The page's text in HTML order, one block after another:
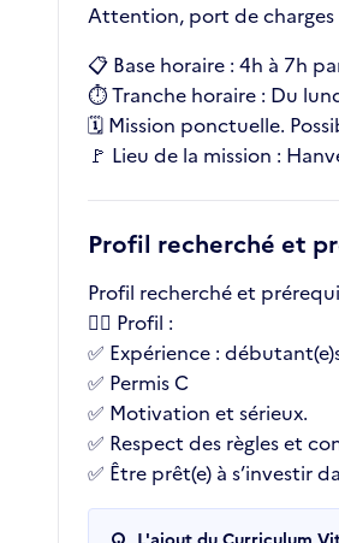
Attention, port de charges
📋 Base horaire : 4h à 7h
⏱️ Tranche horaire : Du
🗓️ Mission ponctuelle.
🚩 Lieu de la mission :
Profil recherché et
Profil recherché et
👉🏼 Profil :
✅ Expérience :
✅ Permis C
✅ Motivation et sérieux.
✅ Respect des règles et
✅ Être prêt(e) à s’investir